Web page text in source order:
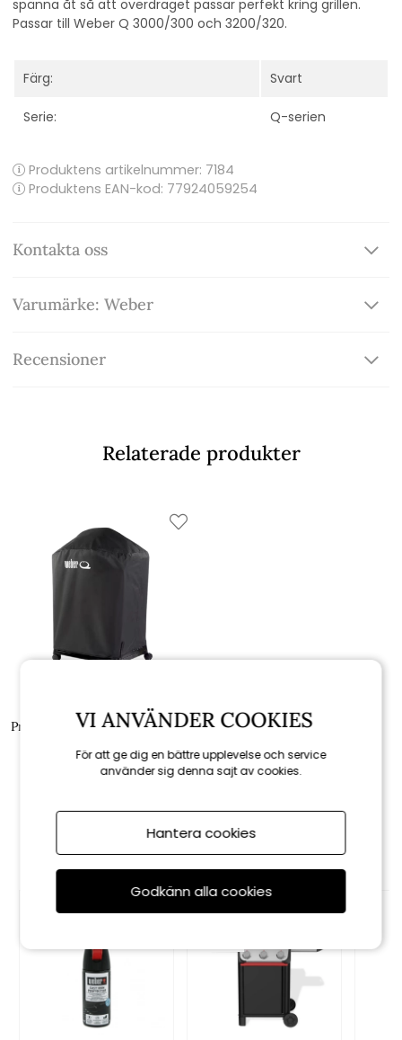
spänna åt så att överdraget passar perfekt kring grillen.
Passar till Weber Q 3000/300 och 3200/320.
Färg: Svart
Serie: Q-serien
Produktens artikelnummer: 7184
Produktens EAN-kod: 77924059254
Kontakta oss
Varumärke: Weber
Recensioner
Relaterade produkter
Premiumöverdrag Q 3200N+ -
849 kr
Rekommenderade tillbehör
VI ANVÄNDER COOKIES
För att ge dig en bättre upplevelse och service
använder sig denna sajt av cookies.
Hantera cookies
Godkänn alla cookies